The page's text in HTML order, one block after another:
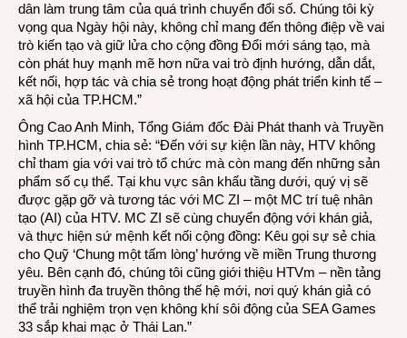
dân làm trung tâm của quá trình chuyển đổi số. Chúng tôi kỳ
vọng qua Ngày hội này, không chỉ mang đến thông điệp về vai
trò kiến tạo và giữ lửa cho cộng đồng Đổi mới sáng tạo, mà
còn phát huy mạnh mẽ hơn nữa vai trò định hướng, dẫn dắt,
kết nối, hợp tác và chia sẻ trong hoạt động phát triển kinh tế –
xã hội của TP.HCM.”
Ông Cao Anh Minh, Tổng Giám đốc Đài Phát thanh và Truyền
hình TP.HCM, chia sẻ: “Đến với sự kiện lần này, HTV không
chỉ tham gia với vai trò tổ chức mà còn mang đến những sản
phẩm số cụ thể. Tại khu vực sân khấu tầng dưới, quý vị sẽ
được gặp gỡ và tương tác với MC ZI – một MC trí tuệ nhân
tạo (AI) của HTV. MC ZI sẽ cùng chuyển động với khán giả,
và thực hiện sứ mệnh kết nối cộng đồng: Kêu gọi sự sẻ chia
cho Quỹ ‘Chung một tấm lòng’ hướng về miền Trung thương
yêu. Bên cạnh đó, chúng tôi cũng giới thiệu HTVm – nền tảng
truyền hình đa truyền thông thế hệ mới, nơi quý khán giả có
thể trải nghiệm trọn vẹn không khí sôi động của SEA Games
33 sắp khai mạc ở Thái Lan.”